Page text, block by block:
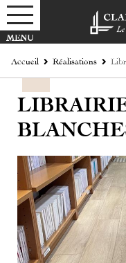
Accueil Réalisations